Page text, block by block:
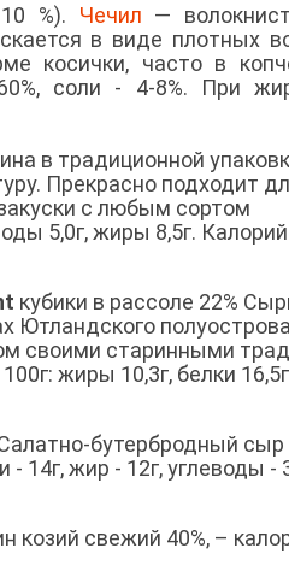
%). Чечил —
в виде плотных
косички, часто в
соли - 4-8%. При
в традиционной
Прекрасно подходит
с любым сортом
5,0г, жиры 8,5г.
кубики в рассоле 22%
Ютландского
своими старинными
жиры 10,3г, белки
бутербродный
14г, жир - 12г, углеводы -
козий свежий 40%, –